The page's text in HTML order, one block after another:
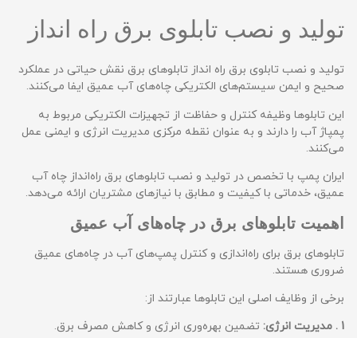
تولید و نصب تابلوی برق راه انداز
تولید و نصب تابلوی برق راه انداز تابلوهای برق نقش حیاتی در عملکرد
صحیح و ایمن سیستم‌های الکتریکی چاه‌های آب عمیق ایفا می‌کنند.
این تابلوها وظیفه کنترل و حفاظت از تجهیزات الکتریکی مربوط به
پمپاژ آب را دارند و به عنوان نقطه مرکزی مدیریت انرژی و ایمنی عمل
می‌کنند.
ایران پمپ با تخصص در تولید و نصب تابلوهای برق راه‌انداز چاه آب
عمیق، خدماتی با کیفیت و مطابق با نیازهای مشتریان ارائه می‌دهد.
اهمیت تابلوهای برق در چاه‌های آب عمیق
تابلوهای برق برای راه‌اندازی و کنترل پمپ‌های آب در چاه‌های عمیق
ضروری هستند.
برخی از وظایف اصلی این تابلوها عبارتند از:
1 . مدیریت انرژی: تضمین بهره‌وری انرژی و کاهش مصرف برق.